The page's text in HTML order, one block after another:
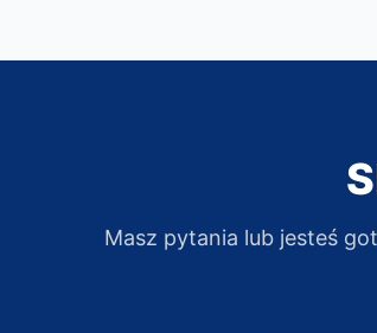
Masz pytania lub jesteś